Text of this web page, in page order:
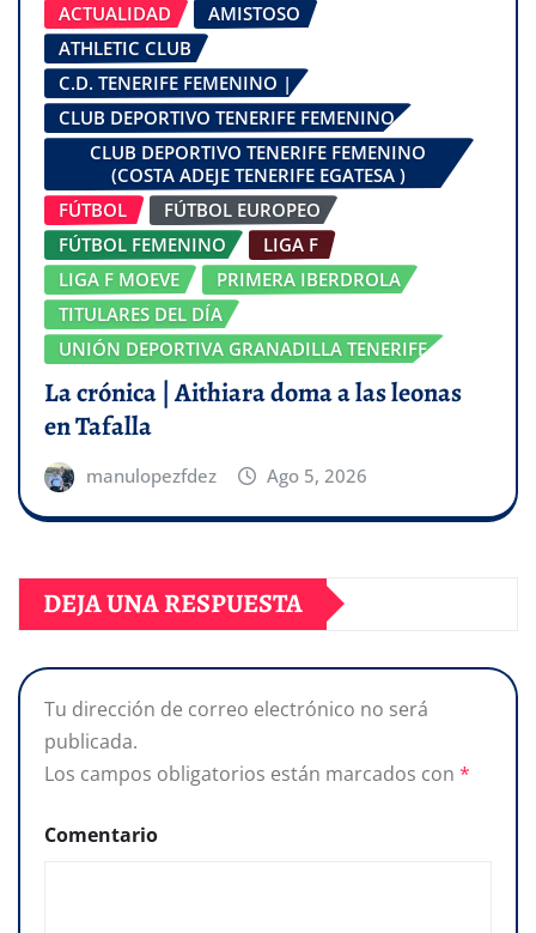
ACTUALIDAD
AMISTOSO
ATHLETIC CLUB
C.D. TENERIFE FEMENINO |
CLUB DEPORTIVO TENERIFE FEMENINO
CLUB DEPORTIVO TENERIFE FEMENINO
(COSTA ADEJE TENERIFE EGATESA )
FÚTBOL
FÚTBOL EUROPEO
FÚTBOL FEMENINO
LIGA F
LIGA F MOEVE
PRIMERA IBERDROLA
TITULARES DEL DÍA
UNIÓN DEPORTIVA GRANADILLA TENERIFE
La crónica | Aithiara doma a las leonas
en Tafalla
manulopezfdez Ago 5, 2026
DEJA UNA RESPUESTA
Tu dirección de correo electrónico no será
publicada.
Los campos obligatorios están marcados con *
Comentario